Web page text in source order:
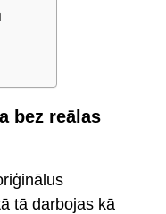
bez reālas
tā darbojas kā